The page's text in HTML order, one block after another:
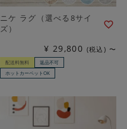
ニケ ラグ（選べる8サイ
ズ）
¥ 29,800 税込 〜
配送料無料
返品不可
ホットカーペットOK